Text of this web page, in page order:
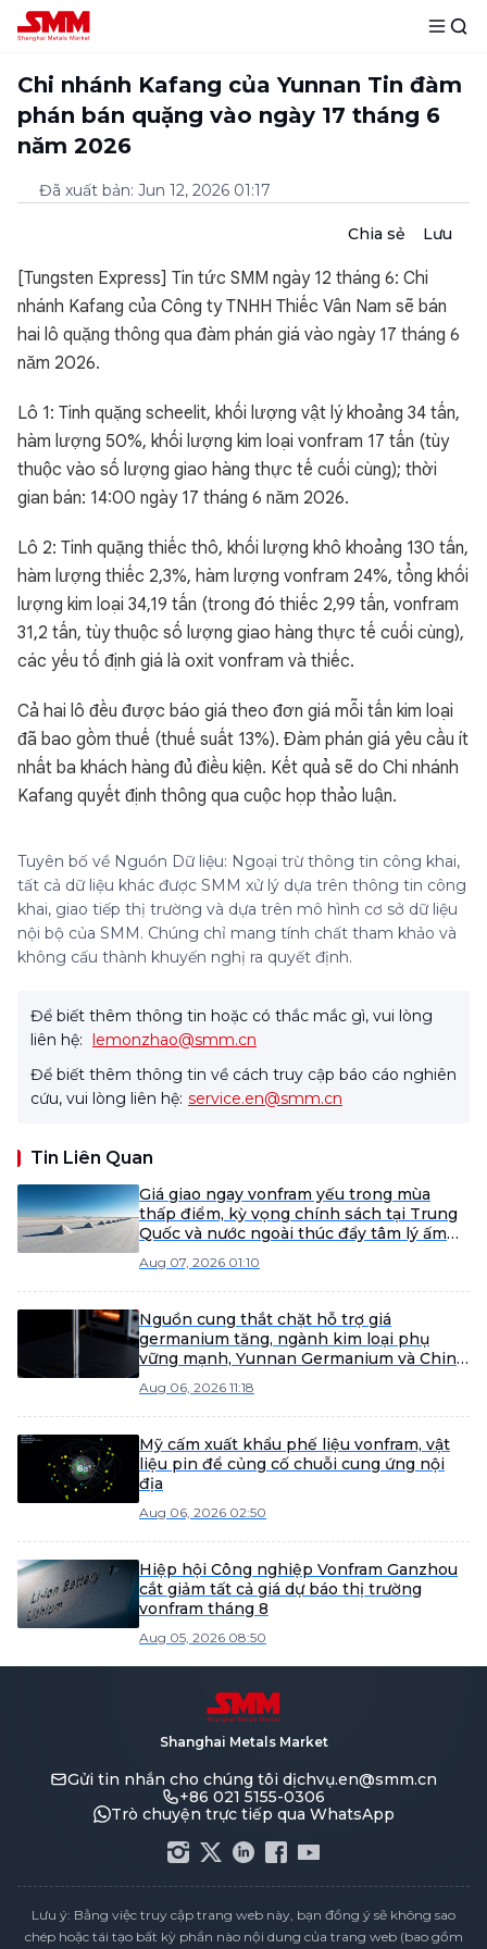
Chi nhánh Kafang của Yunnan Tin đàm
phán bán quặng vào ngày 17 tháng 6
năm 2026
Đã xuất bản: Jun 12, 2026 01:17
Chia sẻ Lưu
[Tungsten Express] Tin tức SMM ngày 12 tháng 6: Chi
nhánh Kafang của Công ty TNHH Thiếc Vân Nam sẽ bán
hai lô quặng thông qua đàm phán giá vào ngày 17 tháng 6
năm 2026.
Lô 1: Tinh quặng scheelit, khối lượng vật lý khoảng 34 tấn,
hàm lượng 50%, khối lượng kim loại vonfram 17 tấn (tùy
thuộc vào số lượng giao hàng thực tế cuối cùng); thời
gian bán: 14:00 ngày 17 tháng 6 năm 2026.
Lô 2: Tinh quặng thiếc thô, khối lượng khô khoảng 130 tấn,
hàm lượng thiếc 2,3%, hàm lượng vonfram 24%, tổng khối
lượng kim loại 34,19 tấn (trong đó thiếc 2,99 tấn, vonfram
31,2 tấn, tùy thuộc số lượng giao hàng thực tế cuối cùng),
các yếu tố định giá là oxit vonfram và thiếc.
Cả hai lô đều được báo giá theo đơn giá mỗi tấn kim loại
đã bao gồm thuế (thuế suất 13%). Đàm phán giá yêu cầu ít
nhất ba khách hàng đủ điều kiện. Kết quả sẽ do Chi nhánh
Kafang quyết định thông qua cuộc họp thảo luận.
Tuyên bố về Nguồn Dữ liệu: Ngoại trừ thông tin công khai,
tất cả dữ liệu khác được SMM xử lý dựa trên thông tin công
khai, giao tiếp thị trường và dựa trên mô hình cơ sở dữ liệu
nội bộ của SMM. Chúng chỉ mang tính chất tham khảo và
không cấu thành khuyến nghị ra quyết định.
Để biết thêm thông tin hoặc có thắc mắc gì, vui lòng
liên hệ: lemonzhao@smm.cn
Để biết thêm thông tin về cách truy cập báo cáo nghiên
cứu, vui lòng liên hệ: service.en@smm.cn
Tin Liên Quan
Giá giao ngay vonfram yếu trong mùa
thấp điểm, kỳ vọng chính sách tại Trung
Quốc và nước ngoài thúc đẩy tâm lý ấm
Aug 07, 2026 01:10
Nguồn cung thắt chặt hỗ trợ giá
germanium tăng, ngành kim loại phụ
vững mạnh, Yunnan Germanium và China
[SMM Flash]
Aug 06, 2026 11:18
Mỹ cấm xuất khẩu phế liệu vonfram, vật
liệu pin để củng cố chuỗi cung ứng nội
địa
Aug 06, 2026 02:50
Hiệp hội Công nghiệp Vonfram Ganzhou
cắt giảm tất cả giá dự báo thị trường
vonfram tháng 8
Aug 05, 2026 08:50
Shanghai Metals Market
Gửi tin nhắn cho chúng tôi dịchvụ.en@smm.cn
+86 021 5155-0306
Trò chuyện trực tiếp qua WhatsApp
Lưu ý: Bằng việc truy cập trang web này, bạn đồng ý sẽ không sao
chép hoặc tái tạo bất kỳ phần nào nội dung của trang web (bao gồm